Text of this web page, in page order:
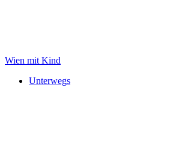
Wien mit Kind
Unterwegs